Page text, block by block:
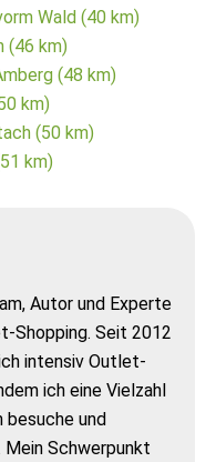
Wald (40 km)
(46 km)
(48 km)
km)
(50 km)
km)
Autor und Experte
Shopping. Seit 2012
intensiv Outlet-
ich eine Vielzahl
besuche und
Schwerpunkt